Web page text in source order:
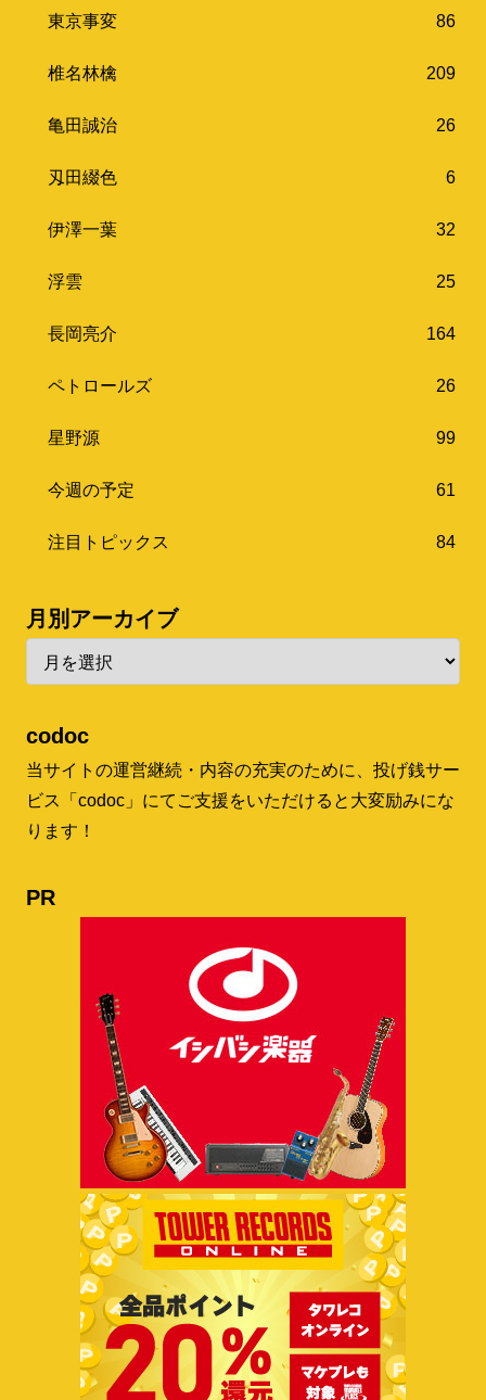
東京事変 86
椎名林檎 209
亀田誠治 26
刄田綴色 6
伊澤一葉 32
浮雲 25
長岡亮介 164
ペトロールズ 26
星野源 99
今週の予定 61
注目トピックス 84
月別アーカイブ
codoc
当サイトの運営継続・内容の充実のために、投げ銭サー
ビス「codoc」にてご支援をいただけると大変励みにな
ります！
PR